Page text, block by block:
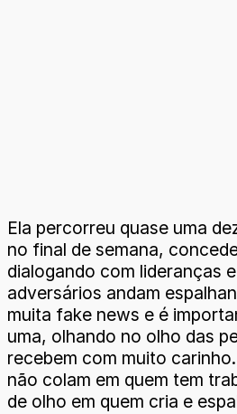
Ela percorreu quase uma
no final de semana,
dialogando com lideranças
adversários andam
muita fake news e é
uma, olhando no olho das
recebem com muito
não colam em quem tem
de olho em quem cria e